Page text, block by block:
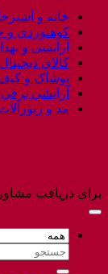
خانه و
کوهنوردی و
آرایشی و
کالای دیجیتال
پوشاک و
آرایشی برقی
مد و
برای دریافت
جستجو